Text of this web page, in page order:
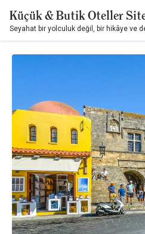
Küçük & Butik Oteller
Seyahat bir yolculuk değil, bir hikâye ve